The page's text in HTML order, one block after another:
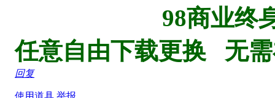
98商业终身会员
任意自由下载更换 无
回复
使用道具 举报